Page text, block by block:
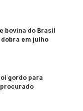
bovina do Brasil
dobra em julho
gordo para